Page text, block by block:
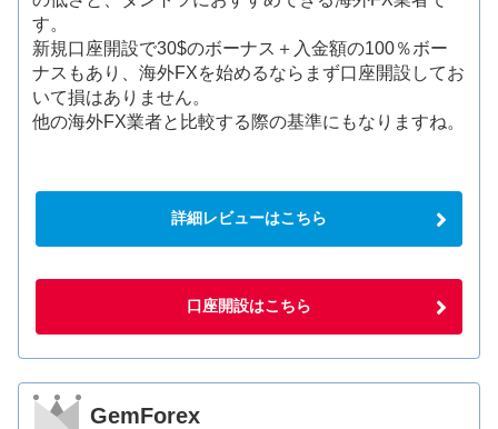
す。
新規口座開設で30$のボーナス＋入金額の100％ボー
ナスもあり、海外FXを始めるならまず口座開設してお
いて損はありません。
他の海外FX業者と比較する際の基準にもなりますね。
詳細レビューはこちら
口座開設はこちら
GemForex